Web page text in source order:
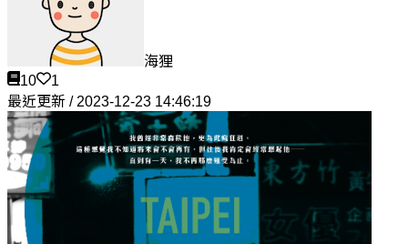
海狸
10
1
最近更新 / 2023-12-23 14:46:19